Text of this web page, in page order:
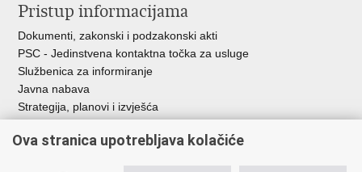
Pristup informacijama
Dokumenti, zakonski i podzakonski akti
PSC - Jedinstvena kontaktna točka za usluge
Službenica za informiranje
Javna nabava
Strategija, planovi i izvješća
Ova stranica upotrebljava kolačiće